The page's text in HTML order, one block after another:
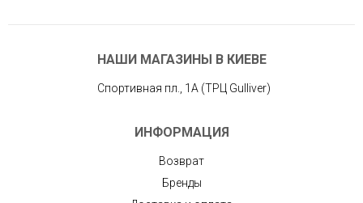
НАШИ МАГАЗИНЫ В КИЕВЕ
Спортивная пл., 1А (ТРЦ Gulliver)
ИНФОРМАЦИЯ
Возврат
Бренды